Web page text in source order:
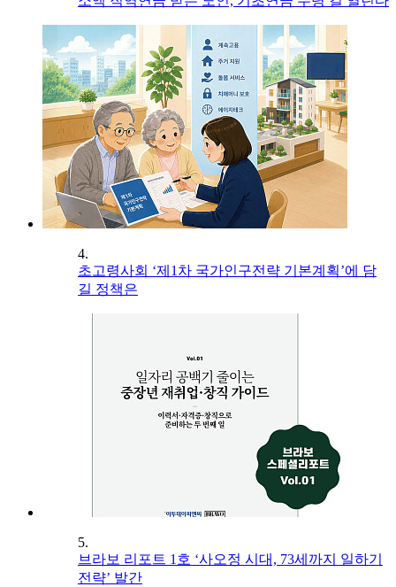
4.
초고령사회 ‘제1차 국가인구전략 기본계획’에 담
길 정책은
5.
브라보 리포트 1호 ‘사오정 시대, 73세까지 일하기
전략’ 발간